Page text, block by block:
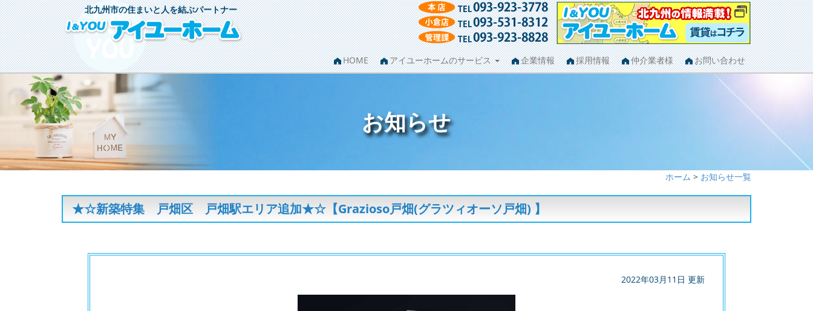
北九州市の住まいと人を結ぶパートナー
HOME アイユーホームのサービス 企業情報 採用情報 仲介業者様 お問い合わせ
お知らせ
ホーム > お知らせ一覧
★☆新築特集 戸畑区 戸畑駅エリア追加★☆【Grazioso戸畑(グラツィオーソ戸畑) 】
2022年03月11日 更新